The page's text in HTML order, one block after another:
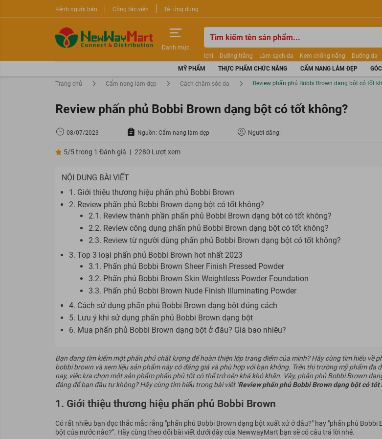
Kênh người bán Cộng tác viên Tải ứng dụng
Danh mục
Ichi Dưỡng trắng Làm sạch da Kem chống nắng Dưỡng da
Nước tẩy trang
Kem trang điểm Dưỡng trắng Dior Mỹ phẩm
Sữa rửa mặt
MỸ PHẨM THỰC PHẨM CHỨC NĂNG CẨM NANG LÀM ĐẸP
Trang chủ Cẩm nang làm đẹp Cách chăm sóc da Review phấn phủ Bobbi Brown dạng bột có tốt
Review phấn phủ Bobbi Brown dạng bột có tốt không?
08/07/2023 Nguồn: Cẩm nang làm đẹp Người đăng:
5/5 trong 1 Đánh giá | 2280 Lượt xem
NỘI DUNG BÀI VIẾT
1. Giới thiệu thương hiệu phấn phủ Bobbi Brown
2. Review phấn phủ Bobbi Brown dạng bột có tốt không?
2.1. Review thành phần phấn phủ Bobbi Brown dạng bột có tốt không?
2.2. Review công dụng phấn phủ Bobbi Brown dạng bột có tốt không?
2.3. Review từ người dùng phấn phủ Bobbi Brown dạng bột có tốt không?
3. Top 3 loại phấn phủ Bobbi Brown hot nhất 2023
3.1. Phấn phủ Bobbi Brown Sheer Finish Pressed Powder
3.2. Phấn phủ Bobbi Brown Skin Weightless Powder Foundation
3.3. Phấn phủ Bobbi Brown Nude Finish Illuminating Powder
4. Cách sử dụng phấn phủ Bobbi Brown dạng bột đúng cách
5. Lưu ý khi sử dụng phấn phủ Bobbi Brown dạng bột
6. Mua phấn phủ Bobbi Brown dạng bột ở đâu? Giá bao nhiêu?
Bạn đang tìm kiếm một phấn phủ chất lượng để hoàn thiện lớp trang điểm của mình? Hãy cùng tìm hiểu về
bobbi brown và xem liệu sản phẩm này có đáng giá và phù hợp với bạn không. Trên thị trường mỹ phẩm đa
nay, việc lựa chọn một sản phẩm phấn phủ tốt có thể trở nên khá khó khăn. Vậy, phấn phủ Bobbi Brown
đáng để bạn đầu tư không? Hãy cùng tìm hiểu trong bài viết ‘Reviewphấn phủ Bobbi Brown dạng bộtcó tốt
1. Giới thiệu thương hiệu phấn phủ Bobbi Brown
Có rất nhiều bạn đọc thắc mắc rằng "phấn phủ Bobbi Brown dạng bột xuất xứ ở đâu?" hay "phấn phủ Bobbi
bột của nước nào?". Hãy cùng theo dõi bài viết dưới đây của NewwayMart bạn sẽ có câu trả lời nhé.